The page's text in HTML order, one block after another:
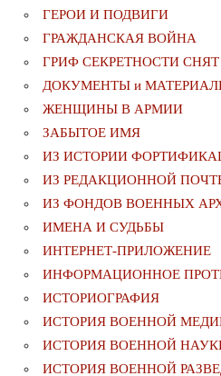
ГЕРОИ И ПОДВИГИ
ГРАЖДАНСКАЯ ВОЙНА
ГРИФ СЕКРЕТНОСТИ СНЯТ
ДОКУМЕНТЫ и
ЖЕНЩИНЫ В АРМИИ
ЗАБЫТОЕ ИМЯ
ИЗ ИСТОРИИ
ИЗ РЕДАКЦИОННОЙ
ИЗ ФОНДОВ ВОЕННЫХ
ИМЕНА И СУДЬБЫ
ИНТЕРНЕТ-ПРИЛОЖЕНИЕ
ИНФОРМАЦИОННОЕ
ИСТОРИОГРАФИЯ
ИСТОРИЯ ВОЕННОЙ
ИСТОРИЯ ВОЕННОЙ
ИСТОРИЯ ВОЕННОЙ